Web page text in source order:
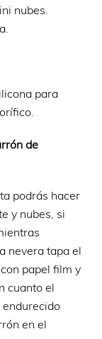
nubes.
para
de
podrás hacer
y nubes, si
nevera tapa el
papel film y
cuanto el
en el